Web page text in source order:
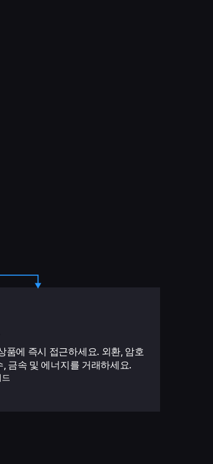
품에 즉시 접근하세요. 외환, 암호
, 금속 및 에너지를 거래하세요.